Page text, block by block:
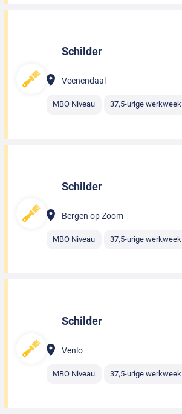
Schilder
Veenendaal
MBO Niveau 37,5-urige werkweek
Schilder
Bergen op Zoom
MBO Niveau 37,5-urige werkweek
Schilder
Venlo
MBO Niveau 37,5-urige werkweek